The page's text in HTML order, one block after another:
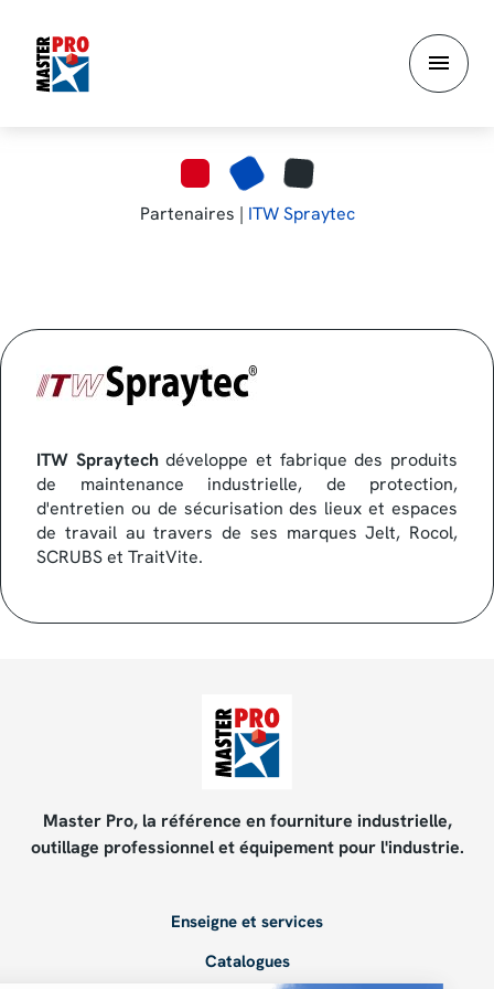
contenu
principal
Partenaires | ITW Spraytec
ITW Spraytechdéveloppe et fabrique des produits
de maintenance industrielle, de protection,
d'entretien ou de sécurisation des lieux et espaces
de travail au travers de ses marques Jelt, Rocol,
SCRUBS et TraitVite.
Master Pro, la référence en fourniture industrielle,
outillage professionnel et équipement pour l'industrie.
Enseigne et services
Catalogues